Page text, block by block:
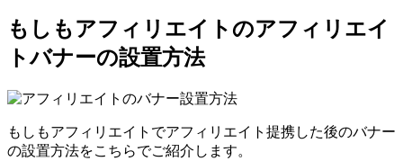
もしもアフィリエイトのアフィリエイ
トバナーの設置方法
もしもアフィリエイトでアフィリエイト提携した後のバナー
の設置方法をこちらでご紹介します。